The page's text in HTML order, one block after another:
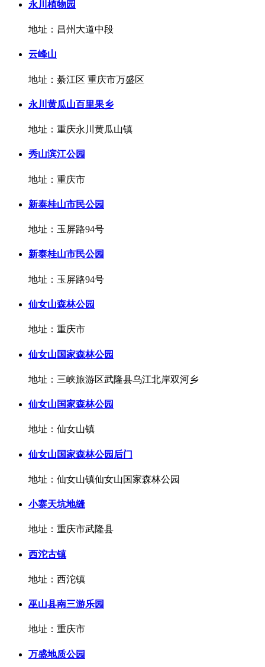
永川植物园
地址：昌州大道中段
云峰山
地址：綦江区 重庆市万盛区
永川黄瓜山百里果乡
地址：重庆永川黄瓜山镇
秀山滨江公园
地址：重庆市
新泰桂山市民公园
地址：玉屏路94号
新泰桂山市民公园
地址：玉屏路94号
仙女山森林公园
地址：重庆市
仙女山国家森林公园
地址：三峡旅游区武隆县乌江北岸双河乡
仙女山国家森林公园
地址：仙女山镇
仙女山国家森林公园后门
地址：仙女山镇仙女山国家森林公园
小寨天坑地缝
地址：重庆市武隆县
西沱古镇
地址：西沱镇
巫山县南三游乐园
地址：重庆市
万盛地质公园